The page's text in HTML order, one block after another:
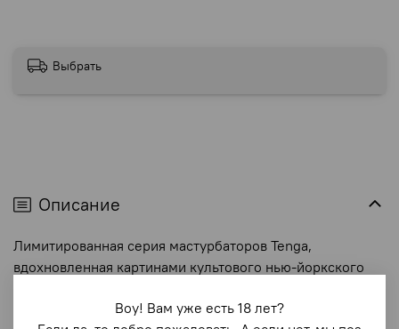
Выбрать
Описание
Лимитированная серия мастурбаторов Tenga,
вдохновленная картинами культового нью-йоркского
сексуальность должна быть доступной и приносить
Воу! Вам уже есть 18 лет?